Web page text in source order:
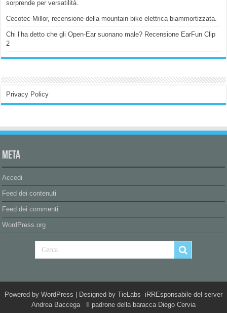
sorprende per versatilità.
Cecotec Millor, recensione della mountain bike elettrica biammortizzata.
Chi l’ha detto che gli Open-Ear suonano male? Recensione EarFun Clip
2
Privacy Policy
Meta
Accedi
Feed dei contenuti
Feed dei commenti
WordPress.org
Powered by WordPress | Designed by TieLabs iRREsponsabile del server
Andrea Baccega Il padrone della baracca Diego Cervia